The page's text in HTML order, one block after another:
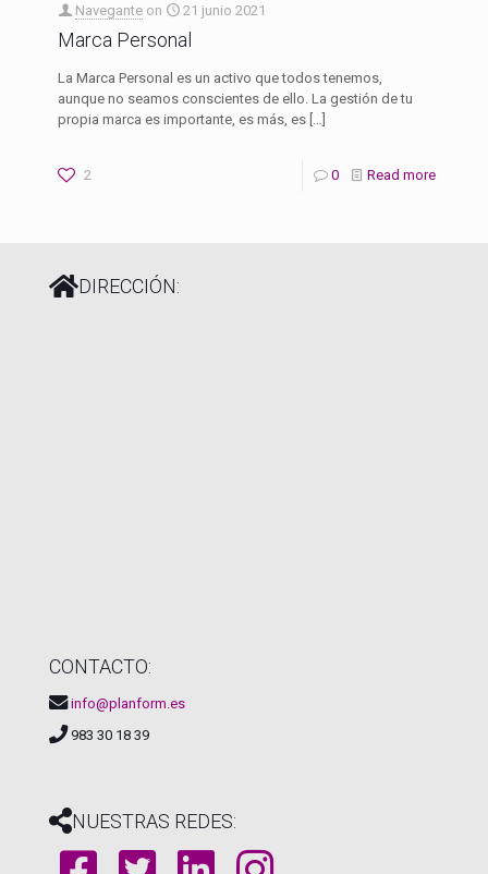
Navegante on 21 junio 2021
Marca Personal
La Marca Personal es un activo que todos tenemos,
aunque no seamos conscientes de ello. La gestión de tu
propia marca es importante, es más, es […]
2 0 Read more
DIRECCIÓN:
CONTACTO:
info@planform.es
983 30 18 39
NUESTRAS REDES: